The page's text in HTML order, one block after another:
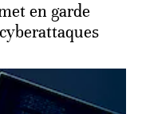
en garde